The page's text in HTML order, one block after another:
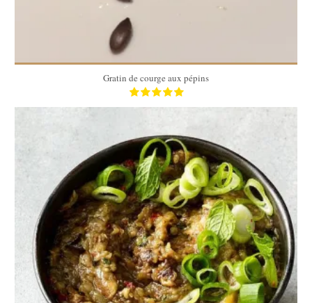
Gratin de courge aux pépins
450 gr
450 gr
40 Min